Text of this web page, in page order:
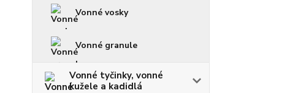
Vonné vosky
Vonné granule
Vonné tyčinky, vonné
kužele a kadidlá